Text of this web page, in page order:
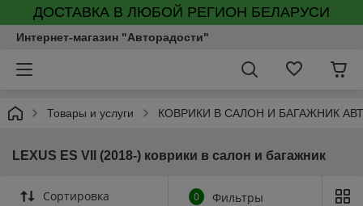
ДОСТАВКА В ЛЮБОЙ РЕГИОН БЕЛАРУСИ
Интернет-магазин "Авторадости"
Товары и услуги КОВРИКИ В САЛОН И БАГАЖНИК
LEXUS ES VII (2018-) коврики в салон и багажник
Сортировка 0 Фильтры